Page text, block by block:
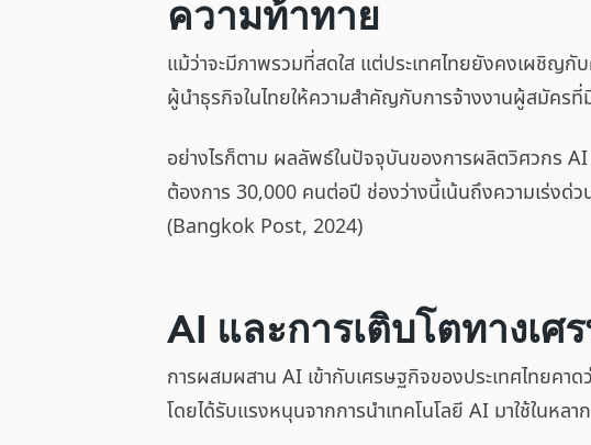
ความท้าทาย
แม้ว่าจะมีภาพรวมที่สดใส แต่ประเทศไทยยังคงเผชิญกั
ผู้นำธุรกิจในไทยให้ความสำคัญกับการจ้างงานผู้สมัคร
อย่างไรก็ตาม ผลลัพธ์ในปัจจุบันของการผลิตวิศวกร
ต้องการ 30,000 คนต่อปี ช่องว่างนี้เน้นถึงความเร่งด่
(Bangkok Post, 2024)
AI และการเติบโตทางเศ
การผสมผสาน AI เข้ากับเศรษฐกิจของประเทศไทยคา
โดยได้รับแรงหนุนจากการนำเทคโนโลยี AI มาใช้ในหล